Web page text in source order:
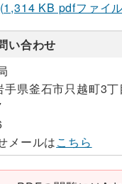
KB pdfファイ
い合わせ
県釜石市只越町3
メールはこちら